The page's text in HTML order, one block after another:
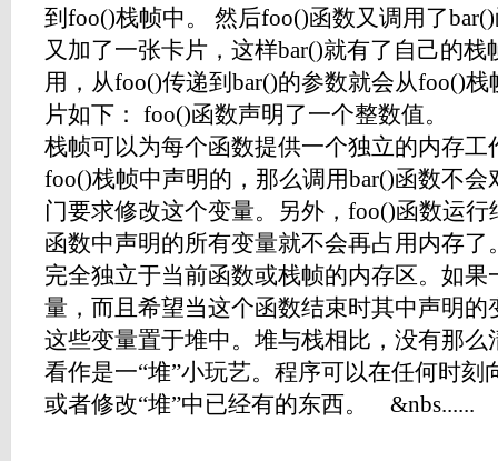
到foo()栈帧中。 然后foo()函数又调用了
又加了一张卡片，这样bar()就有了自己的栈
用，从foo()传递到bar()的参数就会从foo()
片如下： foo()函数声明了一个整数值
栈帧可以为每个函数提供一个独立的内存
foo()栈帧中声明的，那么调用bar()函数不
门要求修改这个变量。另外，foo()函数运
函数中声明的所有变量就不会再占用内
完全独立于当前函数或栈帧的内存区。如
量，而且希望当这个函数结束时其中声明
这些变量置于堆中。堆与栈相比，没有那
看作是一“堆”小玩艺。程序可以在任何时刻
或者修改“堆”中已经有的东西。 &nbs......